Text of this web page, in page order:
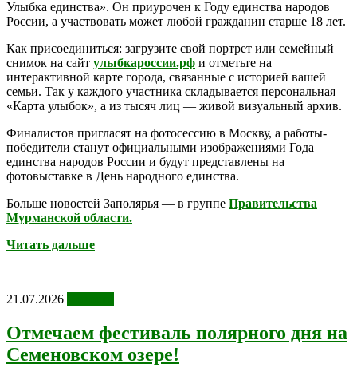
Улыбка единства». Он приурочен к Году единства народов
России, а участвовать может любой гражданин старше 18 лет.
Как присоединиться: загрузите свой портрет или семейный
снимок на сайт улыбкароссии.рф и отметьте на
интерактивной карте города, связанные с историей вашей
семьи. Так у каждого участника складывается персональная
«Карта улыбок», а из тысяч лиц — живой визуальный архив.
Финалистов пригласят на фотосессию в Москву, а работы-
победители станут официальными изображениями Года
единства народов России и будут представлены на
фотовыставке в День народного единства.
Больше новостей Заполярья — в группе Правительства
Мурманской области.
Читать дальше
21.07.2026
Отмечаем фестиваль полярного дня на
Семеновском озере!